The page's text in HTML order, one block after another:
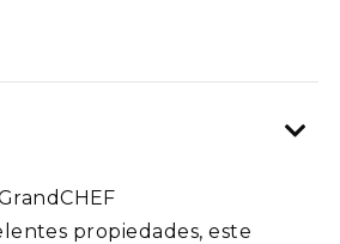
propiedades, este